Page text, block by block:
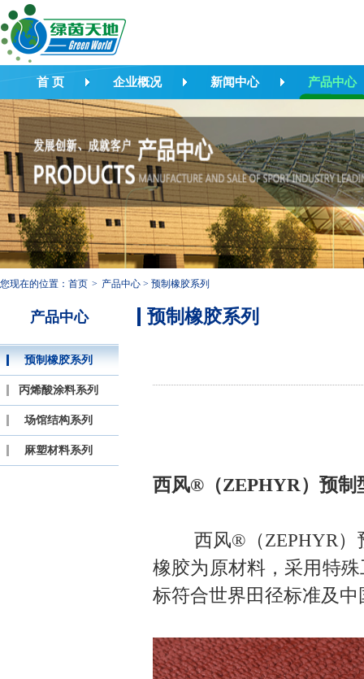
首 页 企业概况 新闻中心 产品中心
您现在的位置： 首页 > 产品中心 > 预制橡胶系列
产品中心
预制橡胶系列
丙烯酸涂料系列
场馆结构系列
麻塑材料系列
预制橡胶系列
西风®（ZEPHYR）预制
西风® （ZEPHYR）
橡胶为原材料，采用特
标符合世界田径标准及